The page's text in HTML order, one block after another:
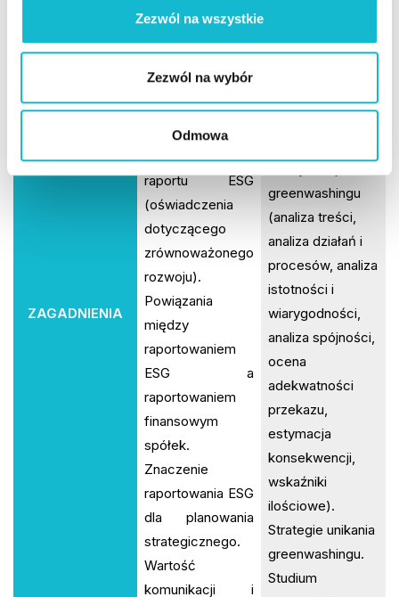
Zezwól na wszystkie
Zezwól na wybór
Odmowa
ZAGADNIENIA
h i wybór
bazie analizy
podwójnej
istotności.
Metodologia
opracowania
raportu ESG
(oświadczenia
dotyczącego
zrównoważonego
rozwoju).
Powiązania
między
raportowaniem
ESG a
raportowaniem
finansowym
spółek.
Znaczenie
raportowania ESG
dla planowania
strategicznego.
Wartość
komunikacji i
komunikacji
greenwashingu
(analiza treści,
analiza działań i
procesów, analiza
istotności i
wiarygodności,
analiza spójności,
ocena
adekwatności
przekazu,
estymacja
konsekwencji,
wskaźniki
ilościowe).
Strategie unikania
greenwashingu.
Studium